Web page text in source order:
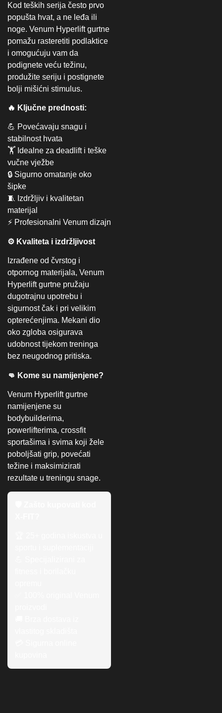
Kod teških serija često prvo
popušta hvat, a ne leđa ili
noge. Venum Hyperlift gurtne
pomažu rasteretiti podlaktice
i omogućuju vam da
podignete veću težinu,
produžite seriju i postignete
bolji mišićni stimulus.
🔥 Ključne prednosti:
💪 Povećavaju snagu i
stabilnost hvata
🏋️ Idealne za deadlift i teške
vučne vježbe
🔒 Sigurno omatanje oko
šipke
🧵 Izdržljiv i kvalitetan
materijal
⚡ Profesionalni Venum dizajn
⚙️ Kvaliteta i izdržljivost
Izrađene od čvrstog i
otpornog materijala, Venum
Hyperlift gurtne pružaju
dugotrajnu upotrebu i
sigurnost čak i pri velikim
opterećenjima. Mekani dio
oko zgloba osigurava
udobnost tijekom treninga
bez neugodnog pritiska.
👊 Kome su namijenjene?
Venum Hyperlift gurtne
namijenjene su
bodybuilderima,
powerlifterima, crossfit
sportašima i svima koji žele
poboljšati grip, povećati
težine i maksimizirati
rezultate u treningu snage.